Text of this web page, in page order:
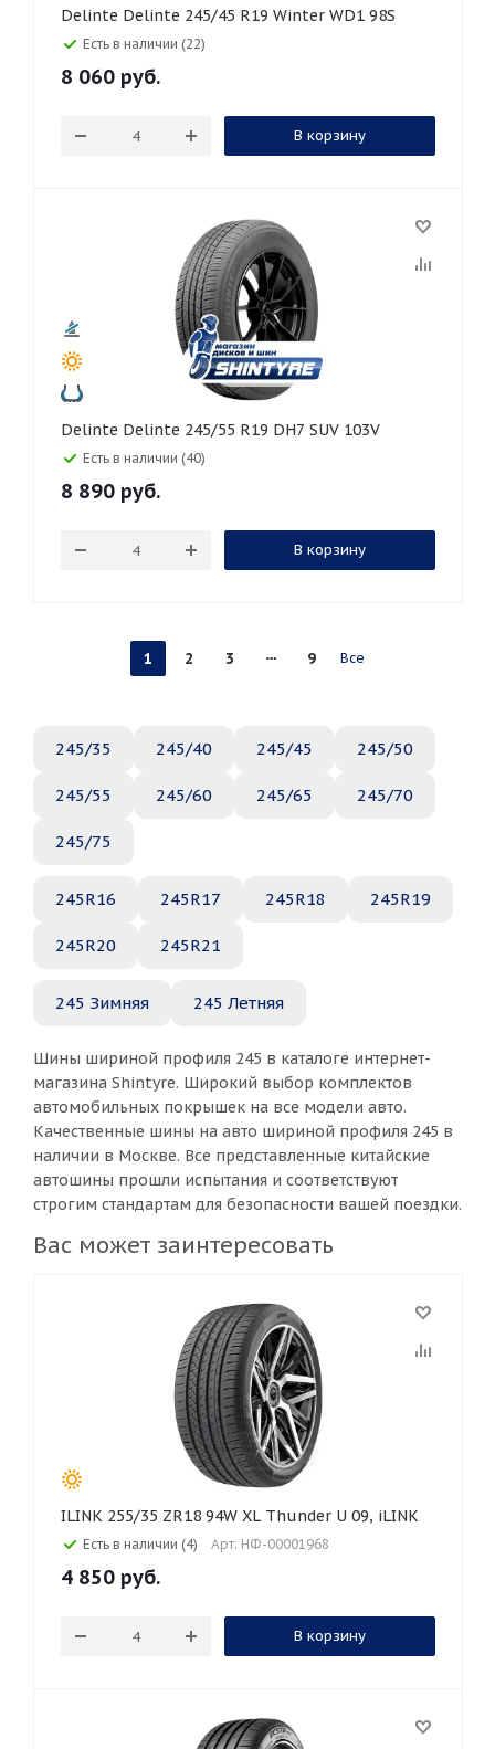
Delinte Delinte 245/45 R19 Winter WD1 98S
Есть в наличии (22)
8 060 руб.
В корзину
Delinte Delinte 245/55 R19 DH7 SUV 103V
Есть в наличии (40)
8 890 руб.
В корзину
1 2 3 9 Все
245/35 245/40 245/45 245/50
245/55 245/60 245/65 245/70
245/75
245R16 245R17 245R18 245R19
245R20 245R21
245 Зимняя 245 Летняя
Шины шириной профиля 245 в каталоге интернет-
магазина Shintyre. Широкий выбор комплектов
автомобильных покрышек на все модели авто.
Качественные шины на авто шириной профиля 245 в
наличии в Москве. Все представленные китайские
автошины прошли испытания и соответствуют
строгим стандартам для безопасности вашей поездки.
Вас может заинтересовать
ILINK 255/35 ZR18 94W XL Thunder U 09, iLINK
Есть в наличии (4) Арт: НФ-00001968
4 850 руб.
В корзину